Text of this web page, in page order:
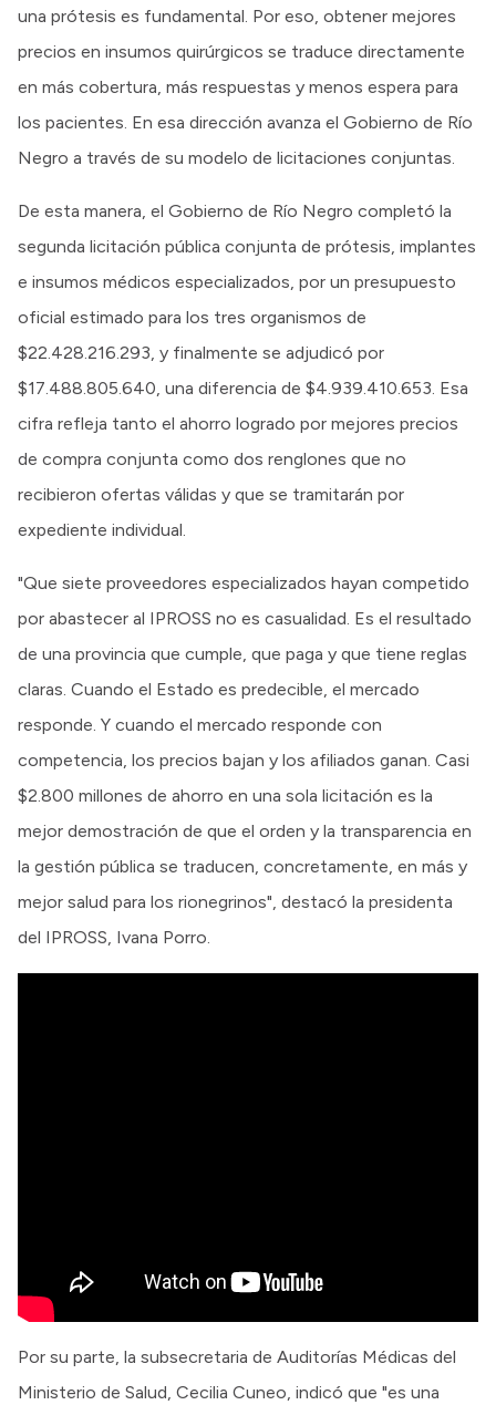
una prótesis es fundamental. Por eso, obtener mejores
precios en insumos quirúrgicos se traduce directamente
en más cobertura, más respuestas y menos espera para
los pacientes. En esa dirección avanza el Gobierno de Río
Negro a través de su modelo de licitaciones conjuntas.
De esta manera, el Gobierno de Río Negro completó la
segunda licitación pública conjunta de prótesis, implantes
e insumos médicos especializados, por un presupuesto
oficial estimado para los tres organismos de
$22.428.216.293, y finalmente se adjudicó por
$17.488.805.640, una diferencia de $4.939.410.653. Esa
cifra refleja tanto el ahorro logrado por mejores precios
de compra conjunta como dos renglones que no
recibieron ofertas válidas y que se tramitarán por
expediente individual.
"Que siete proveedores especializados hayan competido
por abastecer al IPROSS no es casualidad. Es el resultado
de una provincia que cumple, que paga y que tiene reglas
claras. Cuando el Estado es predecible, el mercado
responde. Y cuando el mercado responde con
competencia, los precios bajan y los afiliados ganan. Casi
$2.800 millones de ahorro en una sola licitación es la
mejor demostración de que el orden y la transparencia en
la gestión pública se traducen, concretamente, en más y
mejor salud para los rionegrinos", destacó la presidenta
del IPROSS, Ivana Porro.
Por su parte, la subsecretaria de Auditorías Médicas del
Ministerio de Salud, Cecilia Cuneo, indicó que "es una